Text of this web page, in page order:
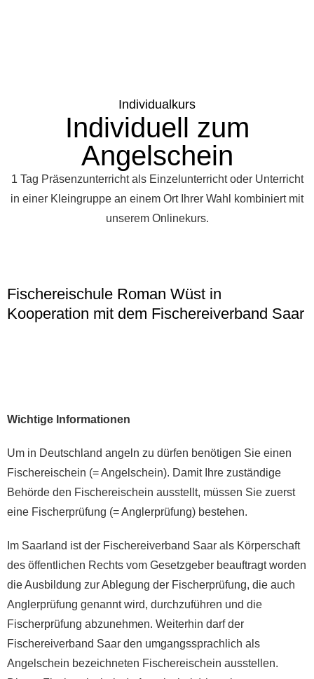
Individualkurs
Individuell zum
Angelschein
1 Tag Präsenzunterricht als Einzelunterricht oder Unterricht
in einer Kleingruppe an einem Ort Ihrer Wahl kombiniert mit
unserem Onlinekurs.
Fischereischule Roman Wüst in
Kooperation mit dem Fischereiverband Saar
Wichtige Informationen
Um in Deutschland angeln zu dürfen benötigen Sie einen
Fischereischein (= Angelschein). Damit Ihre zuständige
Behörde den Fischereischein ausstellt, müssen Sie zuerst
eine Fischerprüfung (= Anglerprüfung) bestehen.
Im Saarland ist der Fischereiverband Saar als Körperschaft
des öffentlichen Rechts vom Gesetzgeber beauftragt worden
die Ausbildung zur Ablegung der Fischerprüfung, die auch
Anglerprüfung genannt wird, durchzuführen und die
Fischerprüfung abzunehmen. Weiterhin darf der
Fischereiverband Saar den umgangssprachlich als
Angelschein bezeichneten Fischereischein ausstellen.